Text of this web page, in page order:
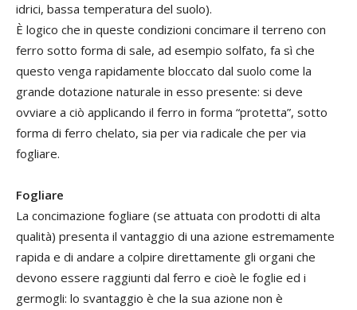
idrici, bassa temperatura del suolo).
È logico che in queste condizioni concimare il terreno con
ferro sotto forma di sale, ad esempio solfato, fa sì che
questo venga rapidamente bloccato dal suolo come la
grande dotazione naturale in esso presente: si deve
ovviare a ciò applicando il ferro in forma “protetta”, sotto
forma di ferro chelato, sia per via radicale che per via
fogliare.
Fogliare
La concimazione fogliare (se attuata con prodotti di alta
qualità) presenta il vantaggio di una azione estremamente
rapida e di andare a colpire direttamente gli organi che
devono essere raggiunti dal ferro e cioè le foglie ed i
germogli: lo svantaggio è che la sua azione non è